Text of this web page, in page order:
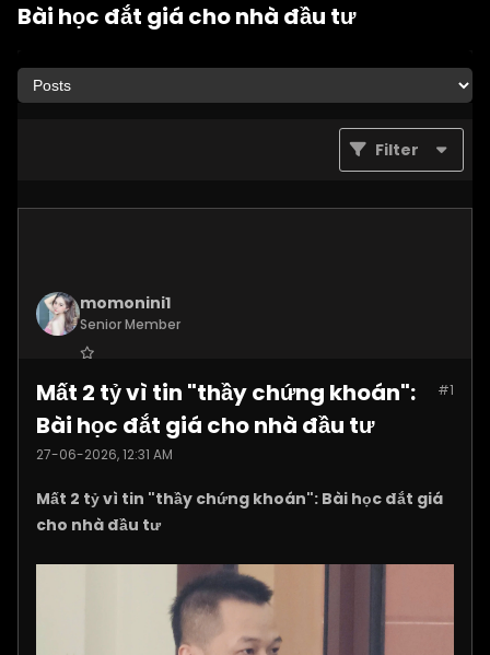
Bài học đắt giá cho nhà đầu tư
Filter
momonini1
Senior Member
Posts: 5399 #1
Mất 2 tỷ vì tin "thầy chứng khoán":
Bài học đắt giá cho nhà đầu tư
27-06-2026, 12:31 AM
Mất 2 tỷ vì tin "thầy chứng khoán": Bài học đắt giá
cho nhà đầu tư